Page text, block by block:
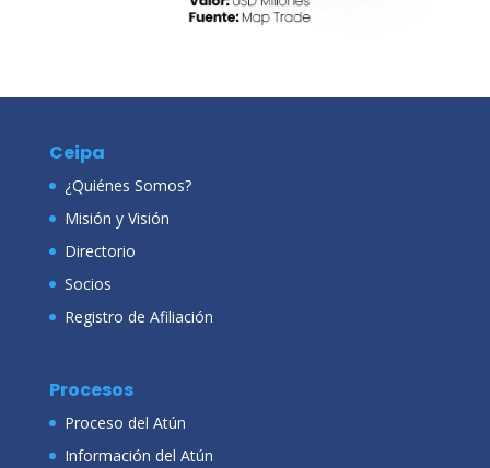
Ceipa
¿Quiénes Somos?
Misión y Visión
Directorio
Socios
Registro de Afiliación
Procesos
Proceso del Atún
Información del Atún